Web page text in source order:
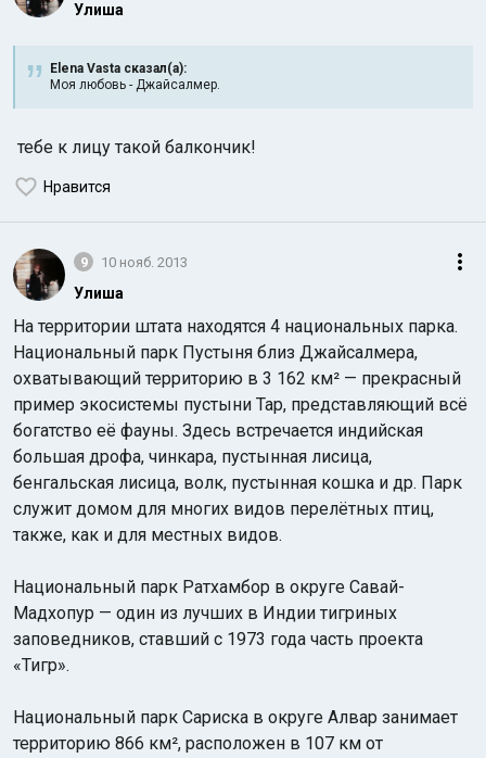
Улиша
Elena Vasta сказал(а):
Моя любовь - Джайсалмер.
тебе к лицу такой балкончик!
Нравится
9 10 нояб. 2013
Улиша
На территории штата находятся 4 национальных парка.
Национальный парк Пустыня близ Джайсалмера,
охватывающий территорию в 3 162 км² — прекрасный
пример экосистемы пустыни Тар, представляющий всё
богатство её фауны. Здесь встречается индийская
большая дрофа, чинкара, пустынная лисица,
бенгальская лисица, волк, пустынная кошка и др. Парк
служит домом для многих видов перелётных птиц,
также, как и для местных видов.
Национальный парк Ратхамбор в округе Савай-
Мадхопур — один из лучших в Индии тигриных
заповедников, ставший с 1973 года часть проекта
«Тигр».
Национальный парк Сариска в округе Алвар занимает
территорию 866 км², расположен в 107 км от